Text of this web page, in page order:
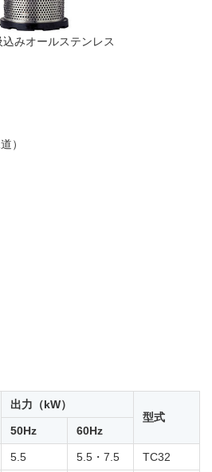
みオールステンレス
）
出力（kW）
型式
50Hz
60Hz
5.5 5.5・7.5 TC32